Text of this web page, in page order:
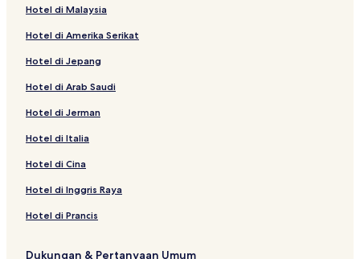
Hotel di Padangsambian Klod
Hotel di Dewi Sri
Hotel di Sunset Road
Vila di Pantai Seminyak
Resor & Hotel dengan Spa di Seminyak
Hotel dekat Sunset Star
Hotel dekat Trans Studio Mall
Hotel dekat Seminyak Village
Hotel dekat Mall Bali Galeria
Hotel di Malaysia
Hotel di Amerika Serikat
Hotel di Jepang
Hotel di Arab Saudi
Hotel di Jerman
Hotel di Italia
Hotel di Cina
Hotel di Inggris Raya
Hotel di Prancis
Dukungan & Pertanyaan Umum